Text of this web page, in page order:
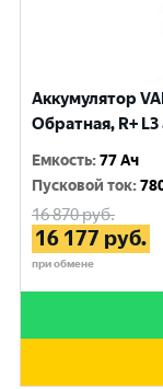
Аккумулятор
Обратная, R+ L3
Емкость:77 Ач
Пусковой ток:
16 870руб.
16 177 руб.
при обмене